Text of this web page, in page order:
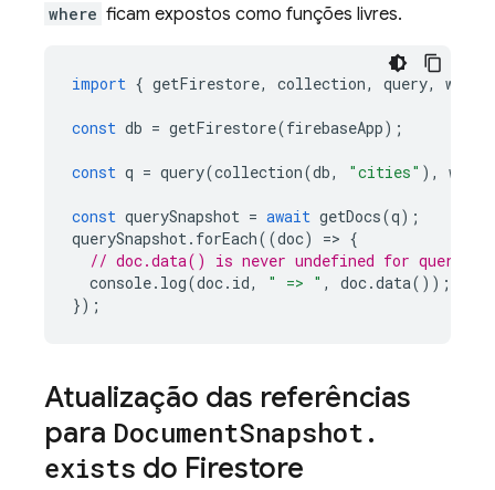
where ficam expostos como funções livres.
import { getFirestore, collection, query, where
const db = getFirestore(firebaseApp);
const q = query(collection(db, "cities" ), where
const querySnapshot = await getDocs(q);
querySnapshot. forEach((doc) => {
// doc.data() is never undefined for query
console. log(doc. id, " => " , doc.data());
});
Atualização das referências
para DocumentSnapshot.
exists do Firestore